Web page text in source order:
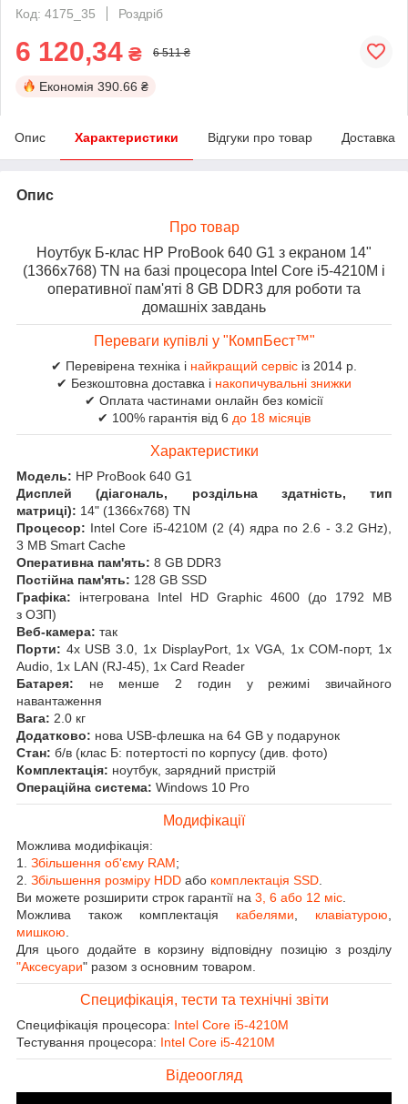
Код: 4175_35
Роздріб
6 120,34 ₴ 6 511 ₴
Економія 390.66 ₴
Опис Характеристики Відгуки про товар Доставка
Опис
Про товар
Ноутбук Б-клас HP ProBook 640 G1 з екраном 14"
(1366x768) TN на базі процесора Intel Core i5-4210M і
оперативної пам'яті 8 GB DDR3 для роботи та
домашніх завдань
Переваги купівлі у "КомпБест™"
✔ Перевірена техніка і найкращий сервіс із 2014 р.
✔ Безкоштовна доставка і накопичувальні знижки
✔ Оплата частинами онлайн без комісії
✔ 100% гарантія від 6 до 18 місяців
Характеристики
Модель: HP ProBook 640 G1
Дисплей (діагональ, роздільна здатність, тип
матриці): 14" (1366x768) TN
Процесор: Intel Core i5-4210M (2 (4) ядра по 2.6 - 3.2 GHz),
3 MB Smart Cache
Оперативна пам'ять: 8 GB DDR3
Постійна пам'ять: 128 GB SSD
Графіка: інтегрована
Intel HD Graphic 4600 (до 1792 MB
з ОЗП)
Веб-камера: так
Порти: 4x USB 3.0, 1x DisplayPort, 1x VGA, 1x COM-порт, 1x
Audio, 1x LAN (RJ-45), 1x Card Reader
Батарея: не менше 2 годин у режимі звичайного
навантаження
Вага: 2.0 кг
Додатково: нова USB-флешка на 64 GB у подарунок
Стан: б/в (клас Б: потертості по корпусу (див. фото)
Комплектація: ноутбук, зарядний пристрій
Операційна система: Windows 10 Pro
Модифікації
Можлива модифікація:
1. Збільшення об'єму RAM;
2. Збільшення розміру HDD або комплектація SSD
Ви можете розширити строк гарантії на 3, 6 або 12 міс
Можлива також комплектація кабелями клавіатурою
мишкою
Для цього додайте в корзину відповідну позицію з розділу
"Аксесуари" разом з основним товаром.
Специфікація, тести та технічні звіти
Специфікація процесора: Intel Core i5-4210M
Тестування процесора: Intel Core i5-4210M
Відеоогляд